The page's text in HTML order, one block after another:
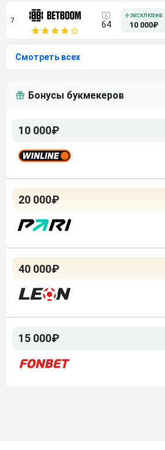
7 64 10 000₽
Смотреть всех
Бонусы букмекеров
10 000₽
20 000₽
40 000₽
15 000₽